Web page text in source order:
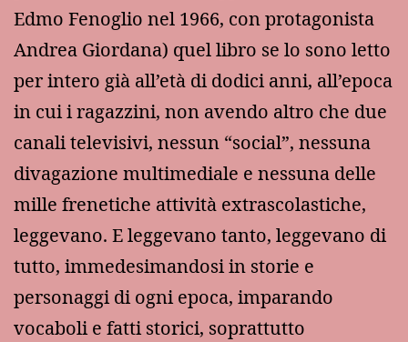
Edmo Fenoglio nel 1966, con protagonista
Andrea Giordana) quel libro se lo sono letto
per intero già all’età di dodici anni, all’epoca
in cui i ragazzini, non avendo altro che due
canali televisivi, nessun “social”, nessuna
divagazione multimediale e nessuna delle
mille frenetiche attività extrascolastiche,
leggevano. E leggevano tanto, leggevano di
tutto, immedesimandosi in storie e
personaggi di ogni epoca, imparando
vocaboli e fatti storici, soprattutto